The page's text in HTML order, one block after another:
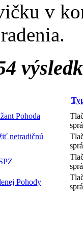
v
Pohoda
netradičnú
Pohody